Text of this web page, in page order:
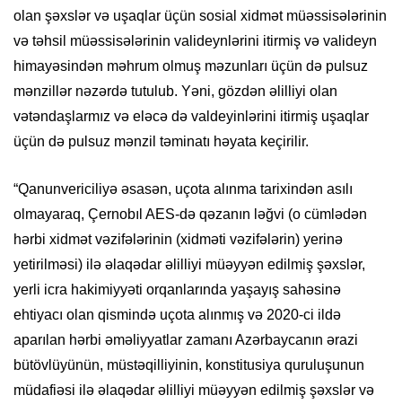
olan şəxslər və uşaqlar üçün sosial xidmət müəssisələrinin
və təhsil müəssisələrinin valideynlərini itirmiş və valideyn
himayəsindən məhrum olmuş məzunları üçün də pulsuz
mənzillər nəzərdə tutulub. Yəni, gözdən əlilliyi olan
vətəndaşlarmız və eləcə də valdeyinlərini itirmiş uşaqlar
üçün də pulsuz mənzil təminatı həyata keçirilir.
“Qanunvericiliyə əsasən, uçota alınma tarixindən asılı
olmayaraq, Çernobıl AES-də qəzanın ləğvi (o cümlədən
hərbi xidmət vəzifələrinin (xidməti vəzifələrin) yerinə
yetirilməsi) ilə əlaqədar əlilliyi müəyyən edilmiş şəxslər,
yerli icra hakimiyyəti orqanlarında yaşayış sahəsinə
ehtiyacı olan qismində uçota alınmış və 2020-ci ildə
aparılan hərbi əməliyyatlar zamanı Azərbaycanın ərazi
bütövlüyünün, müstəqilliyinin, konstitusiya quruluşunun
müdafiəsi ilə əlaqədar əlilliyi müəyyən edilmiş şəxslər və